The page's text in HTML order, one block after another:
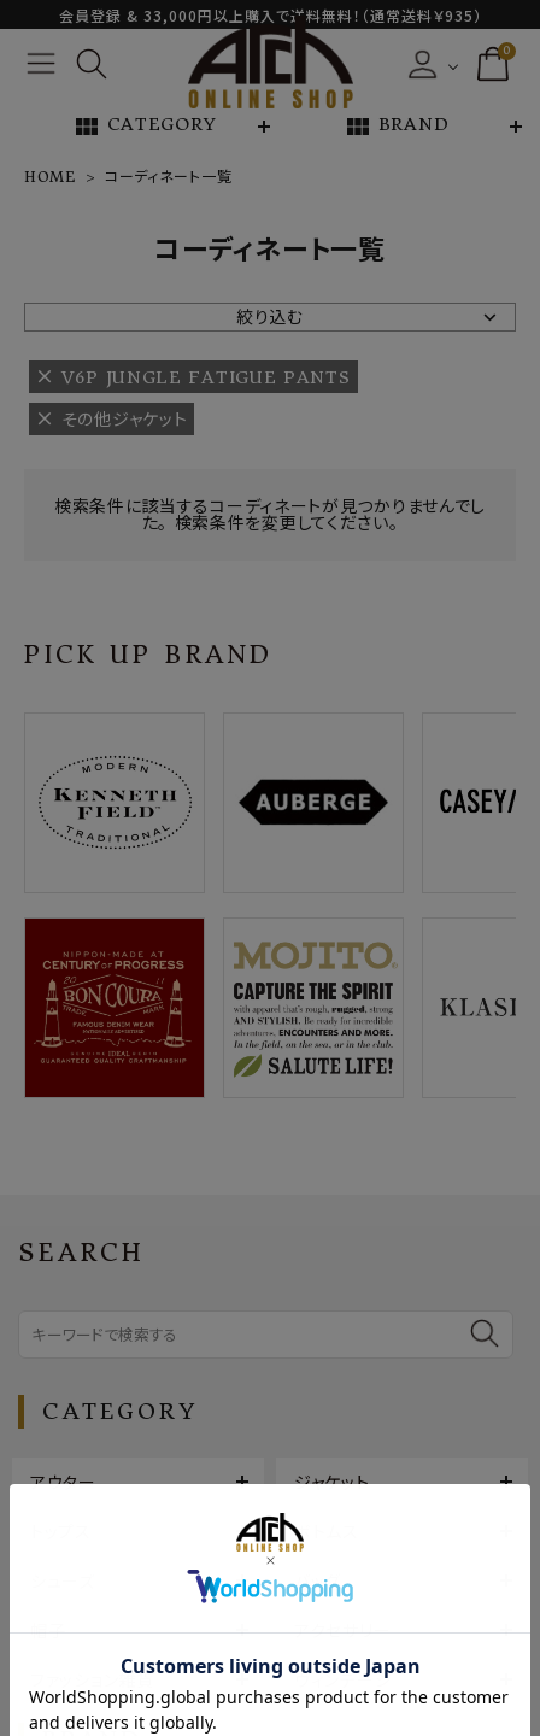
会員登録 & 33,000円以上購入で送料無料！（通常送料￥935）
0
view_module CATEGORY view_module BRAND
NEW ARRIVAL
ARCH EXCLUSIVE
BRAND
CATEGORY
特定商取引法について
お問い合わせ
OFFICIAL WEB SITE
meeting_room ログイン 会員登録
HOME コーディネート一覧
コーディネート一覧
絞り込む
V6P JUNGLE FATIGUE PANTS
その他ジャケット
検索条件に該当するコーディネートが見つかりませんでし
た。 検索条件を変更してください。
PICK UP BRAND
SEARCH
CATEGORY
アウター ジャケット
ボトムス
バッグ
帽子 アクセサリー
ファッション雑貨 ヴィンテージ